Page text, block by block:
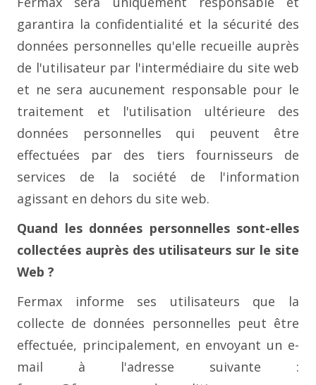
garantira la confidentialité et la sécurité des
données personnelles qu'elle recueille auprès
de l'utilisateur par l'intermédiaire du site web
et ne sera aucunement responsable pour le
traitement et l'utilisation ultérieure des
données personnelles qui peuvent être
effectuées par des tiers fournisseurs de
services de la société de l'information
agissant en dehors du site web.
Quand les données personnelles sont-elles
collectées auprès des utilisateurs sur le site
Web ?
Fermax informe ses utilisateurs que la
collecte de données personnelles peut être
effectuée, principalement, en envoyant un e-
mail à l'adresse suivante :